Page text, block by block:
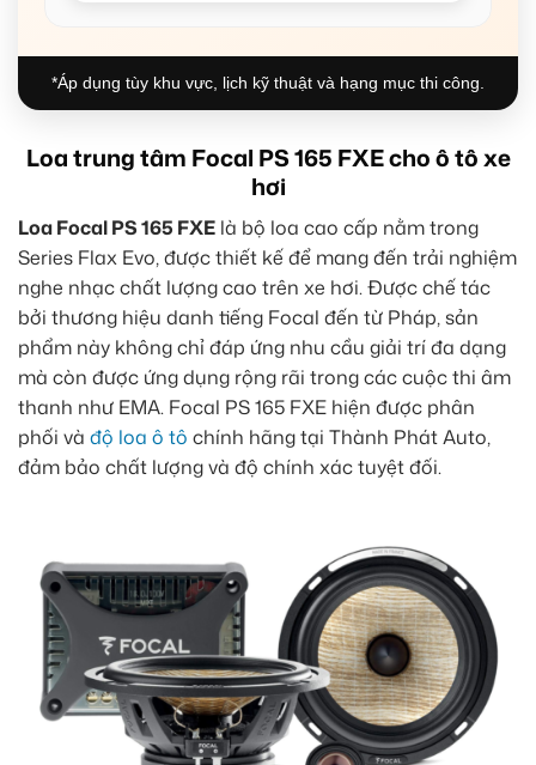
*Áp dụng tùy khu vực, lịch kỹ thuật và hạng mục thi công.
Loa trung tâm Focal PS 165 FXE cho ô tô xe
hơi
Loa Focal PS 165 FXE là bộ loa cao cấp nằm trong
Series Flax Evo, được thiết kế để mang đến trải nghiệm
nghe nhạc chất lượng cao trên xe hơi. Được chế tác
bởi thương hiệu danh tiếng Focal đến từ Pháp, sản
phẩm này không chỉ đáp ứng nhu cầu giải trí đa dạng
mà còn được ứng dụng rộng rãi trong các cuộc thi âm
thanh như EMA. Focal PS 165 FXE hiện được phân
phối và độ loa ô tô chính hãng tại Thành Phát Auto,
đảm bảo chất lượng và độ chính xác tuyệt đối.